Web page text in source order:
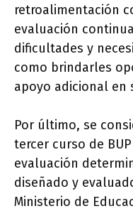
retroalimentación
evaluación
dificultades y
como brindarles
apoyo adicional en
Por último, se
tercer curso de
evaluación
diseñado y
Ministerio de